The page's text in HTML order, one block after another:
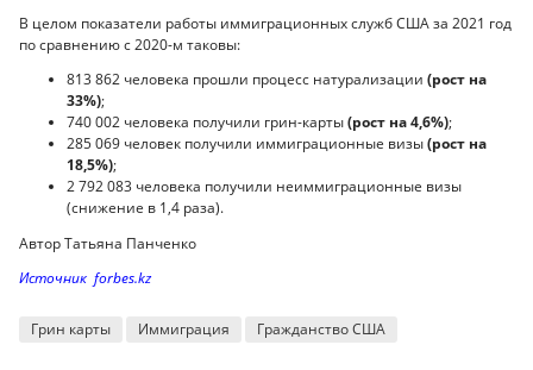
В целом показатели работы иммиграционных служб США за 2021 год
по сравнению с 2020-м таковы:
813 862 человека прошли процесс натурализации (рост на
33%);
740 002 человека получили грин-карты(рост на 4,6%);
285 069 человек получили иммиграционные визы(рост на
18,5%);
2 792 083 человека получили неиммиграционные визы
(снижение в 1,4 раза).
Автор Татьяна Панченко
Источник forbes.kz
Грин карты Иммиграция Гражданство США